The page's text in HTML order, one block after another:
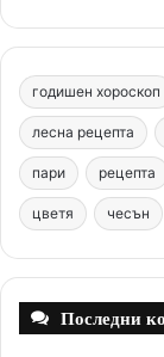
e
b
o
o
k
годишен хороскоп
лесна рецепта
пари рецепта
цветя чесън
Последни